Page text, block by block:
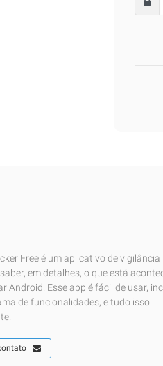
Free é um aplicativo de vigilância
em detalhes, o que está
Android. Esse app é fácil de usar,
de funcionalidades, e tudo isso